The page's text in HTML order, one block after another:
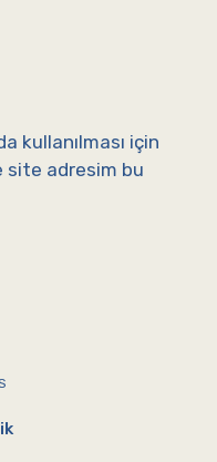
kullanılması için
site adresim bu